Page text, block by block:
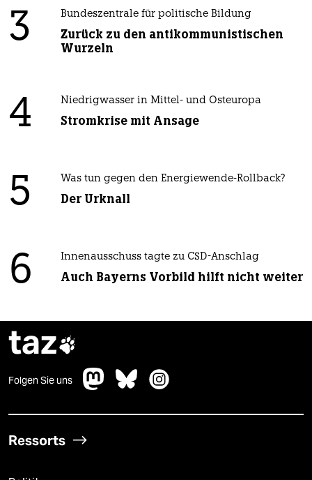
3 Bundeszentrale für politische Bildung
Zurück zu den antikommunistischen
Wurzeln
4 Niedrigwasser in Mittel- und Osteuropa
Stromkrise mit Ansage
5 Was tun gegen den Energiewende-Rollback?
Der Urknall
6 Innenausschuss tagte zu CSD-Anschlag
Auch Bayerns Vorbild hilft nicht weiter
taz
Folgen Sie uns
Ressorts